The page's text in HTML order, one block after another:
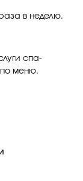
в неделю.
спа-
меню.